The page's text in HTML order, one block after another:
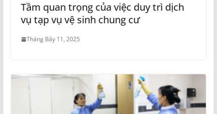
Tầm quan trọng của việc duy trì dịch
vụ tạp vụ vệ sinh chung cư
Tháng Bảy 11, 2025